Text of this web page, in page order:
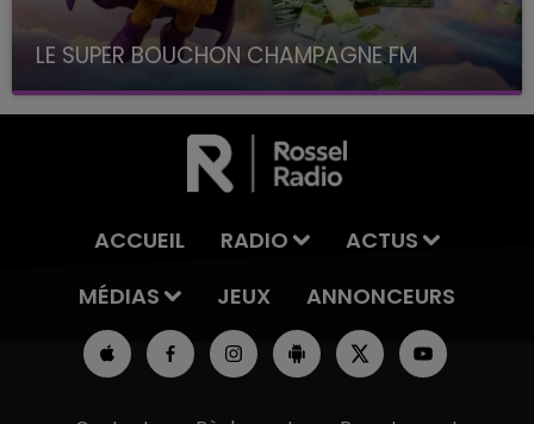
LE SUPER BOUCHON CHAMPAGNE FM
avec La Famille Champagne FM, à 8H10
ACCUEIL RADIO
ACTUS
MÉDIAS
JEUX ANNONCEURS